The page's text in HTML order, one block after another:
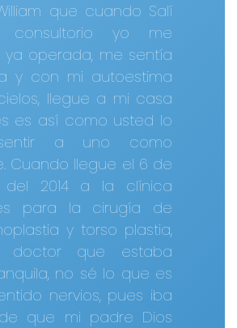
que cuando Salí
yo me
ya operada, me sentía
y con mi autoestima
llegue a mi casa
es así como usted lo
a uno como
Cuando llegue el 6 de
del 2014 a la clínica
para la cirugía de
y torso plastia,
doctor que estaba
no sé lo que es
nervios, pues iba
que mi padre Dios